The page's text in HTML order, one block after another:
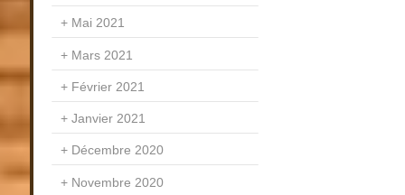
Mai 2021
Mars 2021
Février 2021
Janvier 2021
Décembre 2020
Novembre 2020